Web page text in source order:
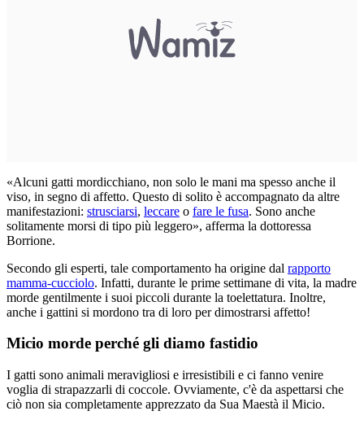
«Alcuni gatti mordicchiano, non solo le mani ma spesso anche il
viso, in segno di affetto. Questo di solito è accompagnato da altre
manifestazioni: strusciarsi, leccare o fare le fusa. Sono anche
solitamente morsi di tipo più leggero», afferma la dottoressa
Borrione.
Secondo gli esperti, tale comportamento ha origine dal rapporto
mamma-cucciolo. Infatti, durante le prime settimane di vita, la madre
morde gentilmente i suoi piccoli durante la toelettatura. Inoltre,
anche i gattini si mordono tra di loro per dimostrarsi affetto!
Micio morde perché gli diamo fastidio
I gatti sono animali meravigliosi e irresistibili e ci fanno venire
voglia di strapazzarli di coccole. Ovviamente, c'è da aspettarsi che
ciò non sia completamente apprezzato da Sua Maestà il Micio.